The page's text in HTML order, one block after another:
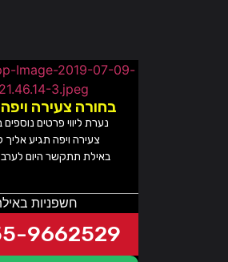
בחורה צעירה
נערת ליווי פרטים
צעירה ויפה תגיע
באילת תתקשר היום
חשפניות
9662529